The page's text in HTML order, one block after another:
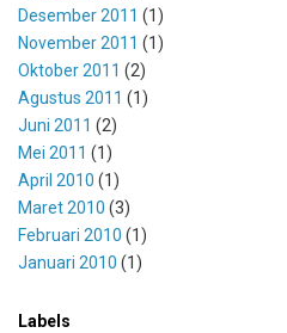
Desember 2011 (1)
November 2011 (1)
Oktober 2011 (2)
Agustus 2011 (1)
Juni 2011 (2)
Mei 2011 (1)
April 2010 (1)
Maret 2010 (3)
Februari 2010 (1)
Januari 2010 (1)
Labels